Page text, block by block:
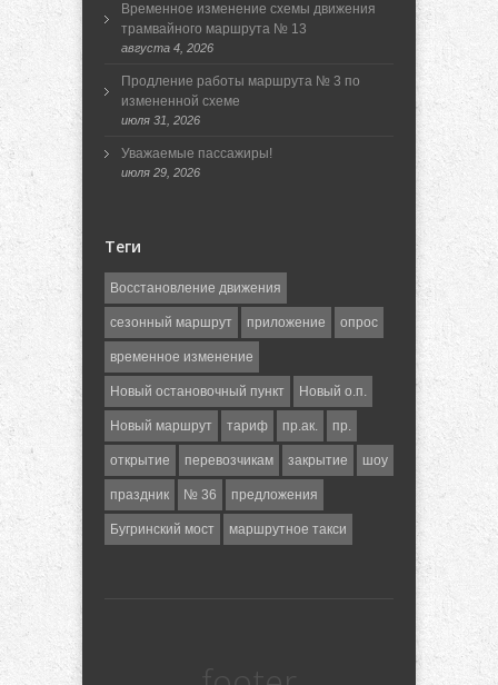
Временное изменение схемы движения
трамвайного маршрута № 13
августа 4, 2026
Продление работы маршрута № 3 по
измененной схеме
июля 31, 2026
Уважаемые пассажиры!
июля 29, 2026
Теги
Восстановление движения
сезонный маршрут приложение опрос
временное изменение
Новый остановочный пункт Новый о.п.
Новый маршрут тариф пр.ак. пр.
открытие перевозчикам закрытие шоу
праздник № 36 предложения
Бугринский мост маршрутное такси